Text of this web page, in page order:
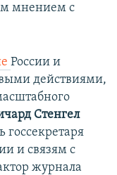
мнением с
России и
действиями,
Стенгел
госсекретаря
и связям с
журнала